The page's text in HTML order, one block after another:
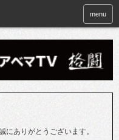
menu
にありがとうございます。